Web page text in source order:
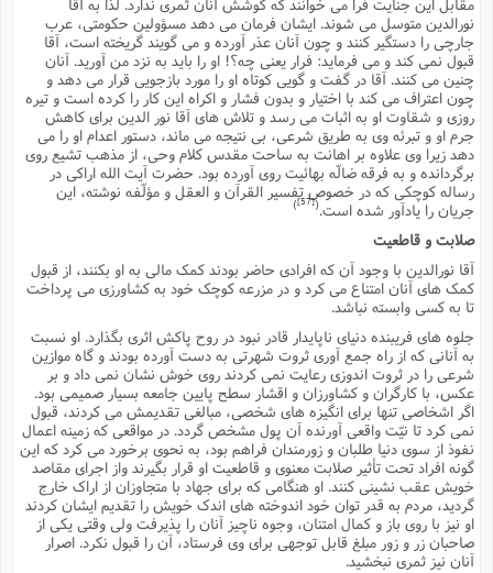
نورالدین متوسل مى شوند. ایشان فرمان مى دهد مسؤولین حکومتى، عرب
جارچى را دستگیر کنند و چون آنان عذر آورده و مى گویند گریخته است، آقا
قبول نمى کند و مى فرماید: فرار یعنى چه؟! او را باید به نزد من آورید. آنان
چنین مى کنند. آقا در گفت و گویى کوتاه او را مورد بازجویى قرار مى دهد و
چون اعتراف مى کند با اختیار و بدون فشار و اکراه این کار را کرده است و تیره
روزى و شقاوت او به اثبات مى رسد و تلاش هاى آقا نور الدین براى کاهش
جرم او و تبرئه وى به طریق شرعى، بى نتیجه مى ماند، دستور اعدام او را مى
دهد زیرا وى علاوه بر اهانت به ساحت مقدس کلام وحى، از مذهب تشیع روى
برگردانده و به فرقه ضالّه بهائیت روى آورده بود. حضرت آیت الله اراکى در
رساله کوچکى که در خصوص تفسیر القرآن و العقل و مؤلّفه نوشته، این
جریان را یادآور شده است. [57]
)
صلابت و قاطعیت
آقا نورالدین با وجود آن که افرادى حاضر بودند کمک مالى به او بکنند، از قبول
کمک هاى آنان امتناع مى کرد و در مزرعه کوچک خود به کشاورزى مى پرداخت
تا به کسى وابسته نباشد.
جلوه هاى فریبنده دنیاى ناپایدار قادر نبود در روح پاکش اثرى بگذارد. او نسبت
به آنانى که از راه جمع آورى ثروت شهرتى به دست آورده بودند و گاه موازین
شرعى را در ثروت اندوزى رعایت نمى کردند روى خوش نشان نمى داد و بر
عکس، با کارگران و کشاورزان و اقشار سطح پایین جامعه بسیار صمیمى بود.
اگر اشخاصى تنها براى انگیزه هاى شخصى، مبالغى تقدیمش مى کردند، قبول
نمى کرد تا نیّت واقعى آورنده آن پول مشخص گردد. در مواقعى که زمینه اعمال
نفوذ از سوى دنیا طلبان و زورمندان فراهم بود، به نحوى برخورد مى کرد که این
گونه افراد تحت تأثیر صلابت معنوى و قاطعیت او قرار بگیرند واز اجراى مقاصد
خویش عقب نشینى کنند. او هنگامى که براى جهاد با متجاوزان از اراک خارج
گردید، مردم به قدر توان خود اندوخته هاى اندک خویش را تقدیم ایشان کردند
او نیز با روى باز و کمال امتنان، وجوه ناچیز آنان را پذیرفت ولى وقتى یکى از
صاحبان زر و زور مبلغ قابل توجهى براى وى فرستاد، آن را قبول نکرد. اصرار
آنان نیز ثمرى نبخشید.